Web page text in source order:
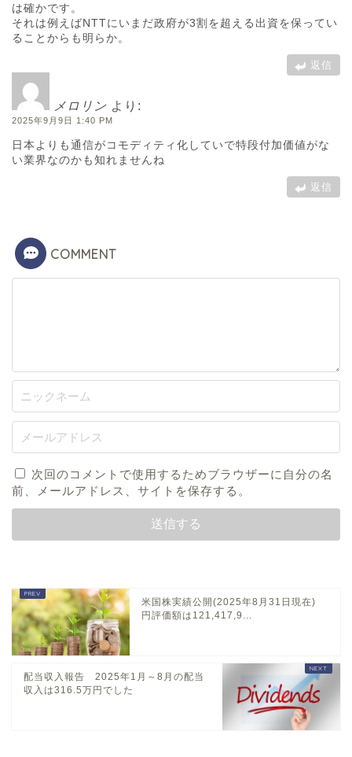
は確かです。
それは例えばNTTにいまだ政府が3割を超える出資を保ってい
ることからも明らか。
返信
メロリン より:
2025年9月9日 1:40 PM
日本よりも通信がコモディティ化していで特段付加価値がな
い業界なのかも知れませんね
返信
COMMENT
次回のコメントで使用するためブラウザーに自分の名
前、メールアドレス、サイトを保存する。
米国株実績公開(2025年8月31日現在)
円評価額は121,417,9...
配当収入報告 2025年1月～8月の配当
収入は316.5万円でした